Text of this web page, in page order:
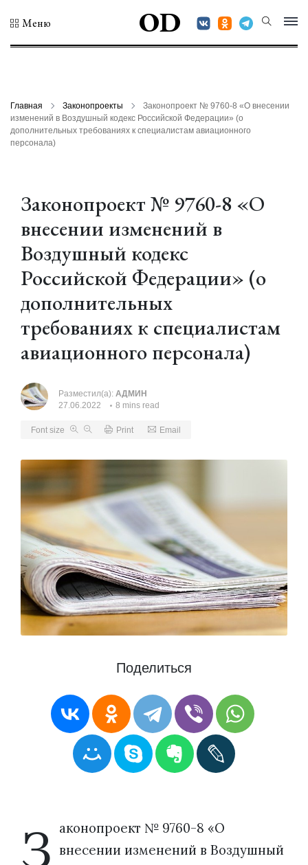
Меню OD
Главная Законопроекты
Законопроект № 9760-8 «О внесении
изменений в Воздушный кодекс Российской Федерации» (о
дополнительных требованиях к специалистам авиационного
персонала)
Законопроект № 9760-8 «О
внесении изменений в
Воздушный кодекс
Российской Федерации» (о
дополнительных
требованиях к специалистам
авиационного персонала)
Разместил(а): АДМИН
27.06.2022
8 mins read
Font size Print Email
Поделиться
З аконопроект № 9760-8 «О
внесении изменений в Воздушный